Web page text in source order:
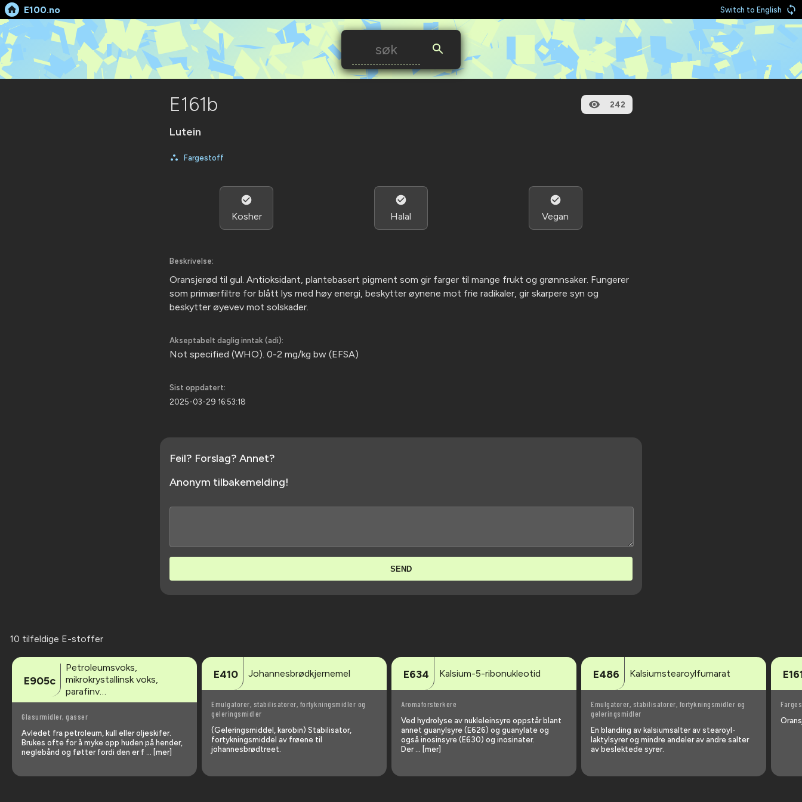
E100.no Switch to English
E161b 242
Lutein
Fargestoff
Kosher Halal Vegan
Beskrivelse:
Oransjerød til gul. Antioksidant, plantebasert pigment som gir farger til mange frukt og grønnsaker. Fungerer
som primærfiltre for blått lys med høy energi, beskytter øynene mot frie radikaler, gir skarpere syn og
beskytter øyevev mot solskader.
Akseptabelt daglig inntak (adi):
Not specified (WHO). 0-2 mg/kg bw (EFSA)
Sist oppdatert:
2025-03-29 16:53:18
Feil? Forslag? Annet?
Anonym tilbakemelding!
SEND
10 tilfeldige E-stoffer
E905c
Petroleumsvoks,
mikrokrystallinsk voks,
parafinv…
Glasurmidler, gasser
Avledet fra petroleum, kull eller oljeskifer.
Brukes ofte for å myke opp huden på hender,
neglebånd og føtter fordi den er f … [mer]
E410 Johannesbrødkjernemel
Emulgatorer, stabilisatorer, fortykningsmidler og
geleringsmidler
(Geleringsmiddel, karobin) Stabilisator,
fortykningsmiddel av frøene til
johannesbrødtreet.
E634 Kalsium-5-ribonukleotid
Aromaforsterkere
Ved hydrolyse av nukleleinsyre oppstår blant
annet guanylsyre (E626) og guanylate og
også inosinsyre (E630) og inosinater.
Der … [mer]
E486 Kalsiumstearoyl­fumarat
Emulgatorer, stabilisatorer, fortykningsmidler og
geleringsmidler
En blanding av kalsiumsalter av stearoyl­
laktylsyrer og mindre andeler av andre salter
av beslektede syrer.